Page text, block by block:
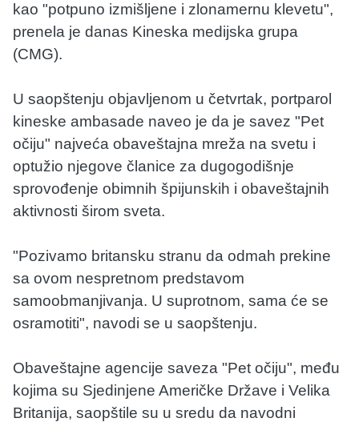
kao "potpuno izmišljene i zlonamernu klevetu",
prenela je danas Kineska medijska grupa
(CMG).
U saopštenju objavljenom u četvrtak, portparol
kineske ambasade naveo je da je savez "Pet
očiju" najveća obaveštajna mreža na svetu i
optužio njegove članice za dugogodišnje
sprovođenje obimnih špijunskih i obaveštajnih
aktivnosti širom sveta.
"Pozivamo britansku stranu da odmah prekine
sa ovom nespretnom predstavom
samoobmanjivanja. U suprotnom, sama će se
osramotiti", navodi se u saopštenju.
Obaveštajne agencije saveza "Pet očiju", među
kojima su Sjedinjene Američke Države i Velika
Britanija, saopštile su u sredu da navodni